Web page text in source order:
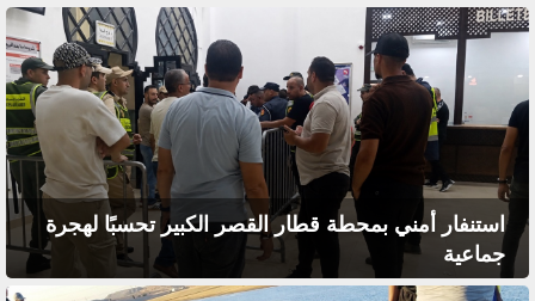
استنفار أمني بمحطة قطار القصر الكبير تحسبًا لهجرة
جماعية